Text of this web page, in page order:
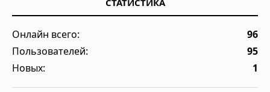
Онлайн всего:
96
Пользователей:
95
Новых:
1